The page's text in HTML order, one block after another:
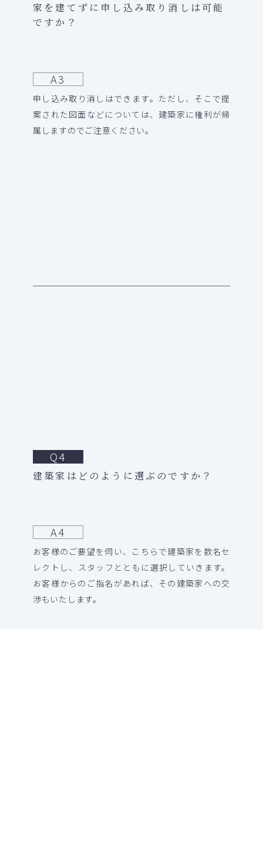
家を建てずに申し込み取り消しは可能
ですか？
A3
申し込み取り消しはできます。ただし、そこで提
案された図面などについては、建築家に権利が帰
属しますのでご注意ください。
Q4
建築家はどのように選ぶのですか？
A4
お客様のご要望を伺い、こちらで建築家を数名セ
レクトし、スタッフとともに選択していきます。
お客様からのご指名があれば、その建築家への交
渉もいたします。